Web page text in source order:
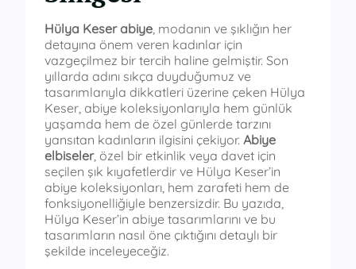
Hülya Keser abiye , modanın ve şıklığın her
detayına önem veren kadınlar için
vazgeçilmez bir tercih haline gelmiştir. Son
yıllarda adını sıkça duyduğumuz ve
tasarımlarıyla dikkatleri üzerine çeken Hülya
Keser, abiye koleksiyonlarıyla hem günlük
yaşamda hem de özel günlerde tarzını
yansıtan kadınların ilgisini çekiyor. Abiye
elbiseler, özel bir etkinlik veya davet için
seçilen şık kıyafetlerdir ve Hülya Keser’in
abiye koleksiyonları, hem zarafeti hem de
fonksiyonelliğiyle benzersizdir. Bu yazıda,
Hülya Keser’in abiye tasarımlarını ve bu
tasarımların nasıl öne çıktığını detaylı bir
şekilde inceleyeceğiz.